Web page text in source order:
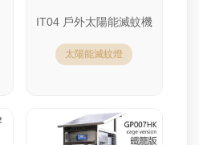
IT04 戶外太陽能滅蚊機
太陽能滅蚊燈